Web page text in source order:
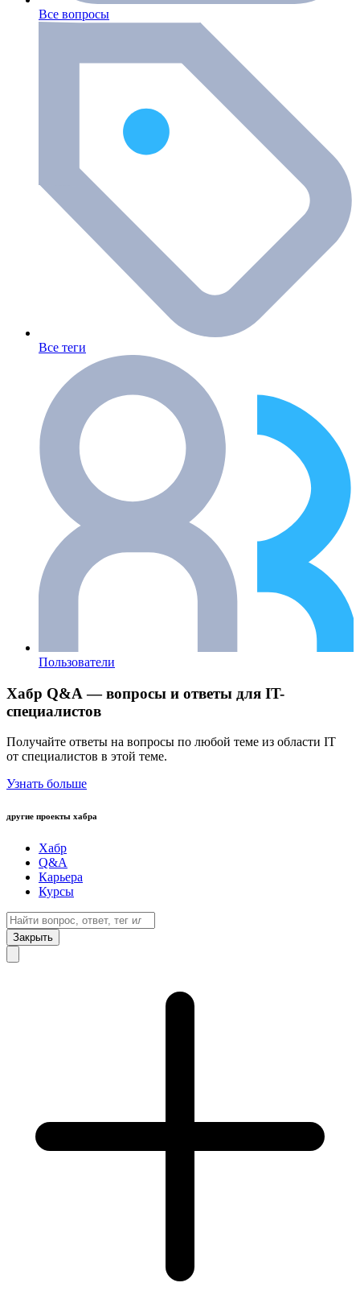
Все вопросы
Все теги
Пользователи
Хабр Q&A — вопросы и ответы для IT-
специалистов
Получайте ответы на вопросы по любой теме из области IT
от специалистов в этой теме.
Узнать больше
другие проекты хабра
Хабр
Q&A
Карьера
Курсы
Закрыть